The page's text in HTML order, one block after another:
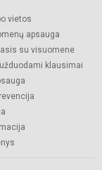
vietos
apsauga
su visuomene
klausimai